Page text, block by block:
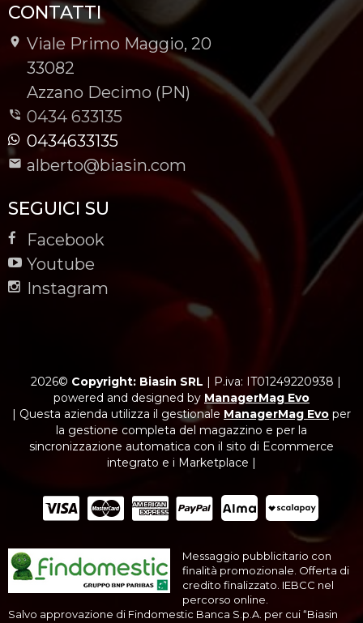
CONTATTI
Viale Primo Maggio, 20
-
33082
-
Azzano Decimo (PN)
0434 633135
0434633135
alberto@biasin.com
SEGUICI SU
Facebook
Youtube
Instagram
2026© Copyright: Biasin SRL | P.iva: IT01249220938 |
powered and designed by ManagerMag Evo
| Questa azienda utilizza il gestionale ManagerMag Evo per
la gestione completa del magazzino e per la
sincronizzazione automatica con il sito di Ecommerce
integrato e i Marketplace |
Messaggio pubblicitario con
finalità promozionale. Offerta di
credito finalizzato. IEBCC nel
percorso online.
Salvo approvazione di Findomestic Banca S.p.A. per cui “Biasin